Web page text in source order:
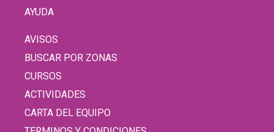
AYUDA
AVISOS
BUSCAR POR ZONAS
CURSOS
ACTIVIDADES
CARTA DEL EQUIPO